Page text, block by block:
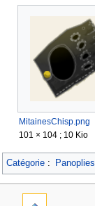
MitainesChisp.png
101 × 104 ; 10 Kio
Catégorie: Panoplies